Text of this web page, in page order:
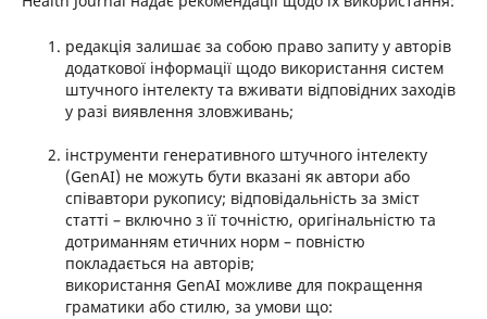
редакція залишає за собою право запиту у авторів
додаткової інформації щодо використання систем
штучного інтелекту та вживати відповідних заходів
у разі виявлення зловживань;
інструменти генеративного штучного інтелекту
(GenAI) не можуть бути вказані як автори або
співавтори рукопису; відповідальність за зміст
статті – включно з її точністю, оригінальністю та
дотриманням етичних норм – повністю
покладається на авторів;
використання GenAI можливе для покращення
граматики або стилю, за умови що: